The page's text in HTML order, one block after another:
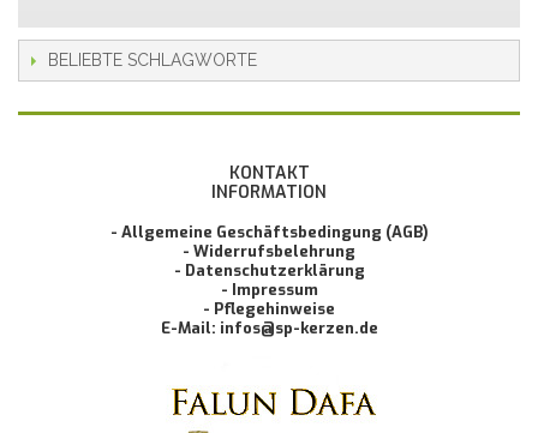
BELIEBTE SCHLAGWORTE
KONTAKT
INFORMATION
- Allgemeine Geschäftsbedingung (AGB)
- Widerrufsbelehrung
- Datenschutzerklärung
- Impressum
- Pflegehinweise
E-Mail: infos@sp-kerzen.de